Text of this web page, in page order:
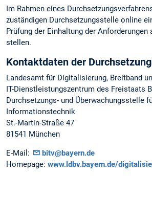
Im Rahmen eines
zuständigen Durchsetzungsstelle online
Prüfung der Einhaltung der
stellen.
Kontaktdaten der
Landesamt für Digitalisierung, Breitband
IT-Dienstleistungszentrum des Freistaats
Durchsetzungs- und Überwachungsstelle
Informationstechnik
St.-Martin-Straße 47
81541 München
E-Mail:
bitv@bayern.de
Homepage: www.ldbv.bayern.de/